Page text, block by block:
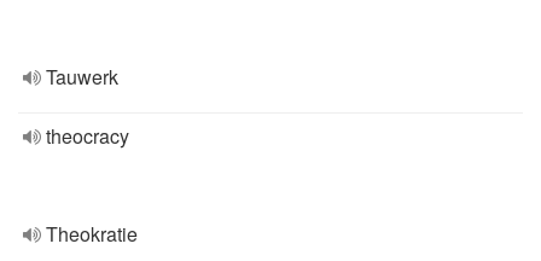
Tauwerk
theocracy
Theokratie